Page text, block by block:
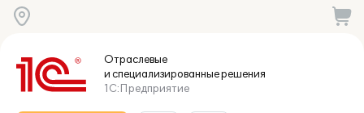
Отраслевые
и специализированныерешения
1С:Предприятие